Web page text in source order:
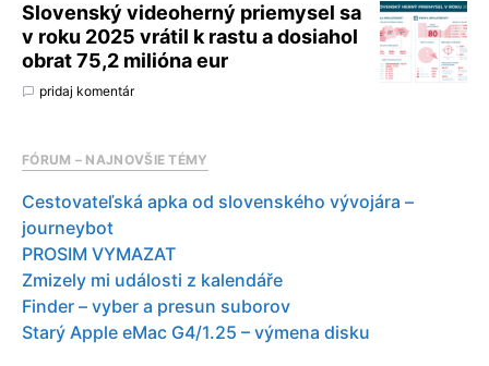
Slovenský videoherný priemysel sa
v roku 2025 vrátil k rastu a dosiahol
obrat 75,2 milióna eur
pridaj komentár
FÓRUM – NAJNOVŠIE TÉMY
Cestovateľská apka od slovenského vývojára –
journeybot
PROSIM VYMAZAT
Zmizely mi události z kalendáře
Finder – vyber a presun suborov
Starý Apple eMac G4/1.25 – výmena disku